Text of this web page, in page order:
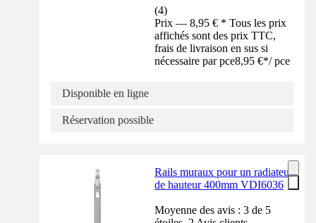
(4)
Prix — 8,95 € * Tous les prix
affichés sont des prix TTC,
frais de livraison en sus si
nécessaire par pce8,95 €*/ pce
Disponible en ligne
Réservation possible
Rails muraux pour un radiateur
de hauteur 400mm VDI6036
Moyenne des avis : 3 de 5